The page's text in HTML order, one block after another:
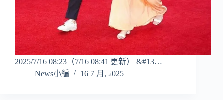
2025/7/16 08:23（7/16 08:41 更新） &#13…
News小編
16 7 月, 2025